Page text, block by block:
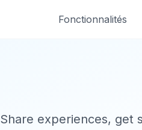
Fonctionnalités
Share experiences, get